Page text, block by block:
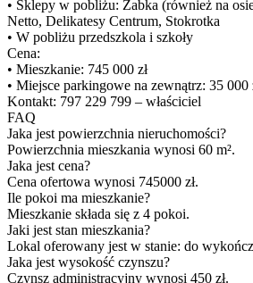
• Sklepy w pobliżu: Żabka (również na
Netto, Delikatesy Centrum, Stokrotka
• W pobliżu przedszkola i szkoły
Cena:
• Mieszkanie: 745 000 zł
• Miejsce parkingowe na zewnątrz: 35 000
Kontakt: 797 229 799 – właściciel
FAQ
Jaka jest powierzchnia nieruchomości?
Powierzchnia mieszkania wynosi 60 m².
Jaka jest cena?
Cena ofertowa wynosi 745000 zł.
Ile pokoi ma mieszkanie?
Mieszkanie składa się z 4 pokoi.
Jaki jest stan mieszkania?
Lokal oferowany jest w stanie: do
Jaka jest wysokość czynszu?
Czynsz administracyjny wynosi 450 zł.